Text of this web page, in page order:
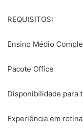
REQUISITOS:
Ensino Médio
Pacote Office
Disponibilidade para
Experiência em